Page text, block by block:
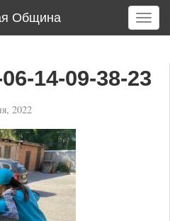
Община
T
o
l
14-09-38-23
2022